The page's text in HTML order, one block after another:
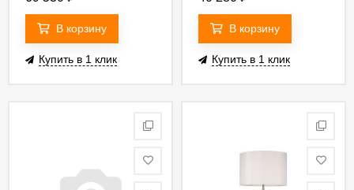
В корзину
Купить в 1 клик
В корзину
Купить в 1 клик